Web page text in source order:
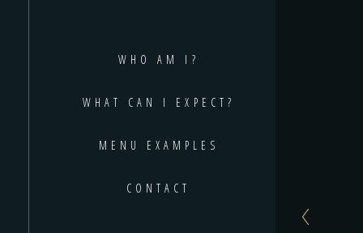
WHO AM I?
WHAT CAN I EXPECT?
MENU EXAMPLES
CONTACT